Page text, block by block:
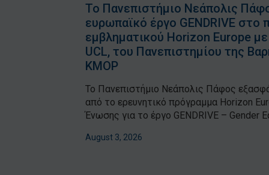
Το Πανεπιστήμιο Νεάπολις
ευρωπαϊκό έργο GENDRIVE στο
εμβληματικού Horizon Europe
UCL, του Πανεπιστημίου της
KMOP
Το Πανεπιστήμιο Νεάπολις Πάφος
από το ερευνητικό πρόγραμμα Horizon
Ένωσης για το έργο GENDRIVE – Gender
August 3, 2026